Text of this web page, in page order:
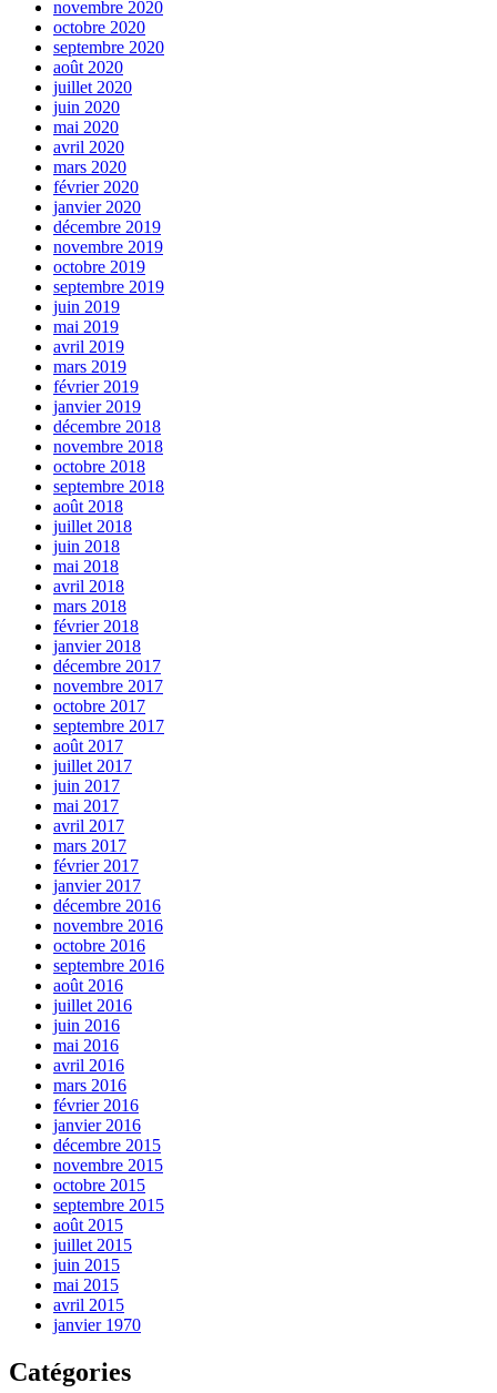
novembre 2020
octobre 2020
septembre 2020
août 2020
juillet 2020
juin 2020
mai 2020
avril 2020
mars 2020
février 2020
janvier 2020
décembre 2019
novembre 2019
octobre 2019
septembre 2019
juin 2019
mai 2019
avril 2019
mars 2019
février 2019
janvier 2019
décembre 2018
novembre 2018
octobre 2018
septembre 2018
août 2018
juillet 2018
juin 2018
mai 2018
avril 2018
mars 2018
février 2018
janvier 2018
décembre 2017
novembre 2017
octobre 2017
septembre 2017
août 2017
juillet 2017
juin 2017
mai 2017
avril 2017
mars 2017
février 2017
janvier 2017
décembre 2016
novembre 2016
octobre 2016
septembre 2016
août 2016
juillet 2016
juin 2016
mai 2016
avril 2016
mars 2016
février 2016
janvier 2016
décembre 2015
novembre 2015
octobre 2015
septembre 2015
août 2015
juillet 2015
juin 2015
mai 2015
avril 2015
janvier 1970
Catégories